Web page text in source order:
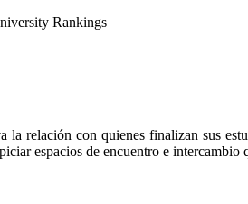
relación con quienes finalizan sus
espacios de encuentro e intercambio